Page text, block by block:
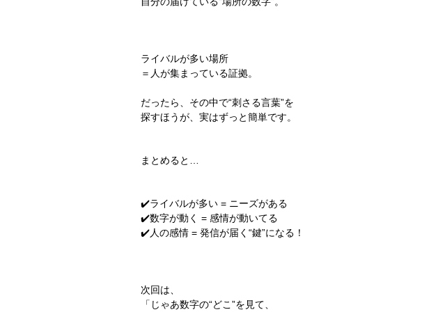
ライバルが多い場所
＝人が集まっている証拠。
だったら、その中で“刺さる言葉”を
探すほうが、実はずっと簡単です。
まとめると…
✔️ライバルが多い = ニーズがある
✔️数字が動く = 感情が動いてる
✔️人の感情 = 発信が届く“鍵”になる！
次回は、
「じゃあ数字の“どこ”を見て、